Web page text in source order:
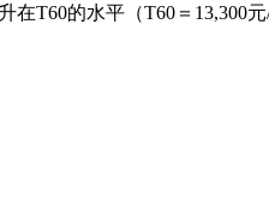
T60的水平（T60＝13,300元/